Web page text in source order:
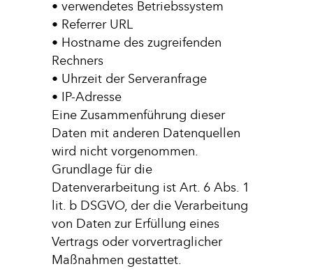
• verwendetes Betriebssystem
• Referrer URL
• Hostname des zugreifenden
Rechners
• Uhrzeit der Serveranfrage
• IP-Adresse
Eine Zusammenführung dieser
Daten mit anderen Datenquellen
wird nicht vorgenommen.
Grundlage für die
Datenverarbeitung ist Art. 6 Abs. 1
lit. b DSGVO, der die Verarbeitung
von Daten zur Erfüllung eines
Vertrags oder vorvertraglicher
Maßnahmen gestattet.